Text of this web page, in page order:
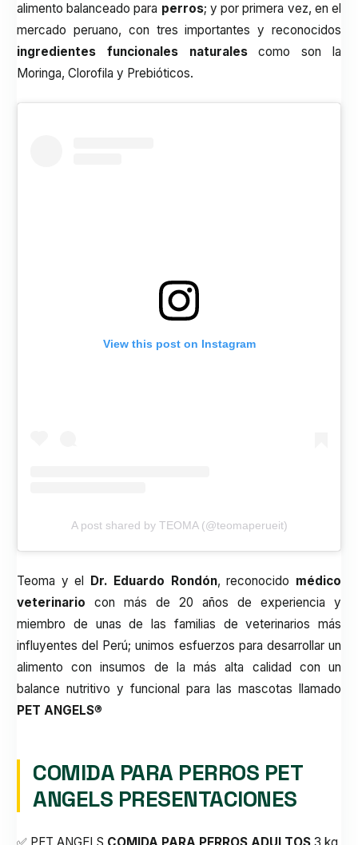
alimento balanceado para perros; y por primera vez, en el
mercado peruano, con tres importantes y reconocidos
ingredientes funcionales naturalescomo son la
Moringa, Clorofila y Prebióticos.
View this post on Instagram
A post shared by TEOMA (@teomaperueit)
Teoma y el Dr. Eduardo Rondón, reconocido médico
veterinario con más de 20 años de experiencia y
miembro de unas de las familias de veterinarios más
influyentes del Perú; unimos esfuerzos para desarrollar un
alimento con insumos de la más alta calidad con un
balance nutritivo y funcional para las mascotas llamado
PET ANGELS®
COMIDA PARA PERROS PET
ANGELS PRESENTACIONES